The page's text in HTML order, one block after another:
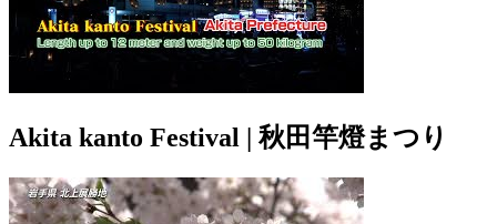
Akita kanto Festival | 秋田竿燈まつり